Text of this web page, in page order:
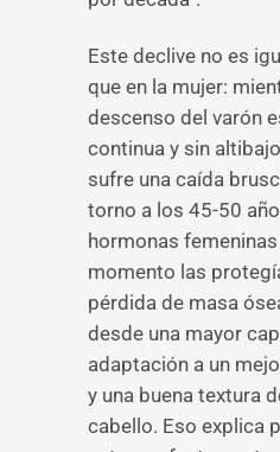
Este declive no es
que en la mujer:
descenso del varón
continua y sin
sufre una caída
torno a los 45-50
hormonas
momento las
pérdida de masa
desde una mayor
adaptación a un
y una buena textura
cabello. Eso explica